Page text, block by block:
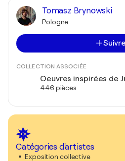
Tomasz Brynowski
Pologne
Suivre
COLLECTION ASSOCIÉE
Oeuvres inspirées de
446 pièces
Catégories d'artistes
Exposition collective